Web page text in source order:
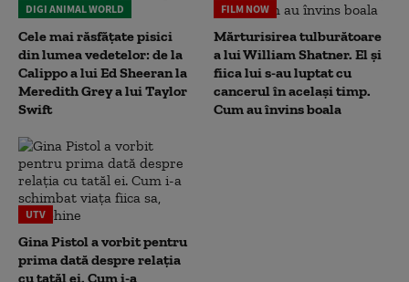
DIGI ANIMAL WORLD
Cele mai răsfățate pisici
din lumea vedetelor: de la
Calippo a lui Ed Sheeran la
Meredith Grey a lui Taylor
Swift
FILM NOW
Mărturisirea tulburătoare
a lui William Shatner. El și
fiica lui s-au luptat cu
cancerul în același timp.
Cum au învins boala
UTV
Gina Pistol a vorbit pentru
prima dată despre relația
cu tatăl ei. Cum i-a